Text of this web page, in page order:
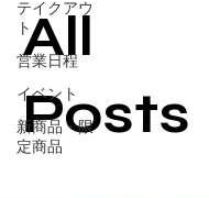
テイクアウ
ト
営業日程
イベント
新商品・限
定商品
All
Posts